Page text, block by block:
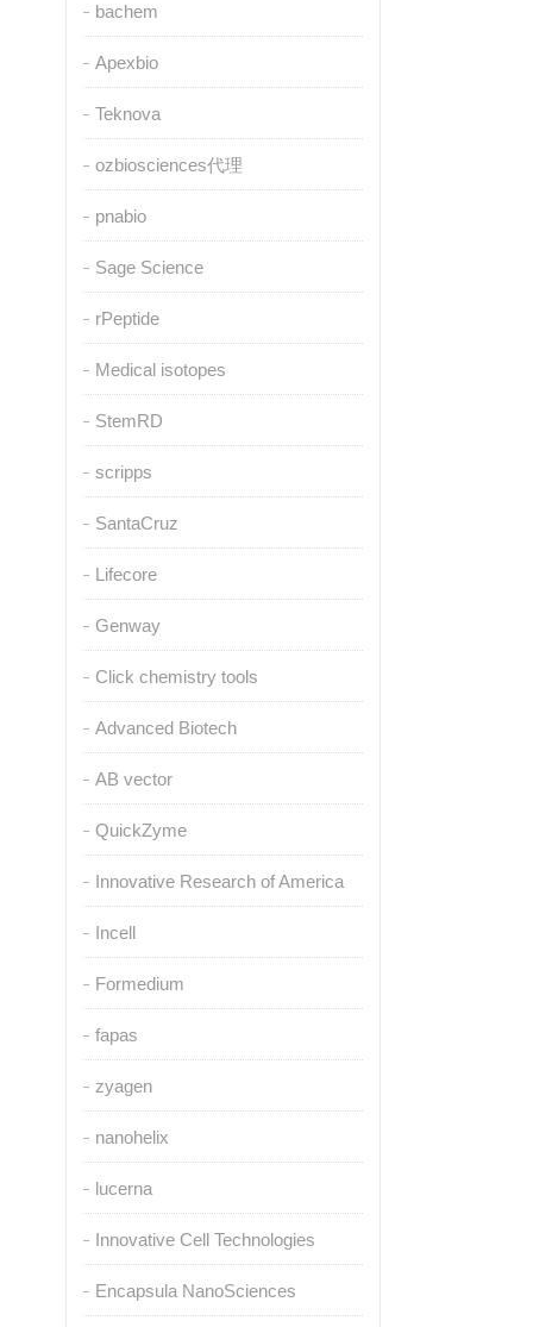
bachem
Apexbio
Teknova
ozbiosciences代理
pnabio
Sage Science
rPeptide
Medical isotopes
StemRD
scripps
SantaCruz
Lifecore
Genway
Click chemistry tools
Advanced Biotech
AB vector
QuickZyme
Innovative Research of America
Incell
Formedium
fapas
zyagen
nanohelix
lucerna
Innovative Cell Technologies
Encapsula NanoSciences